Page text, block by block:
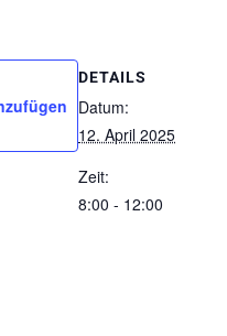
DETAILS
Datum:
12. April 2025
Zeit:
8:00 - 12:00